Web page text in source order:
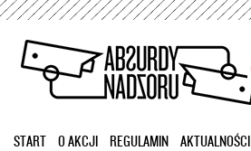
Przejdź
treści
START O AKCJI REGULAMIN
AKTUALNOŚCI